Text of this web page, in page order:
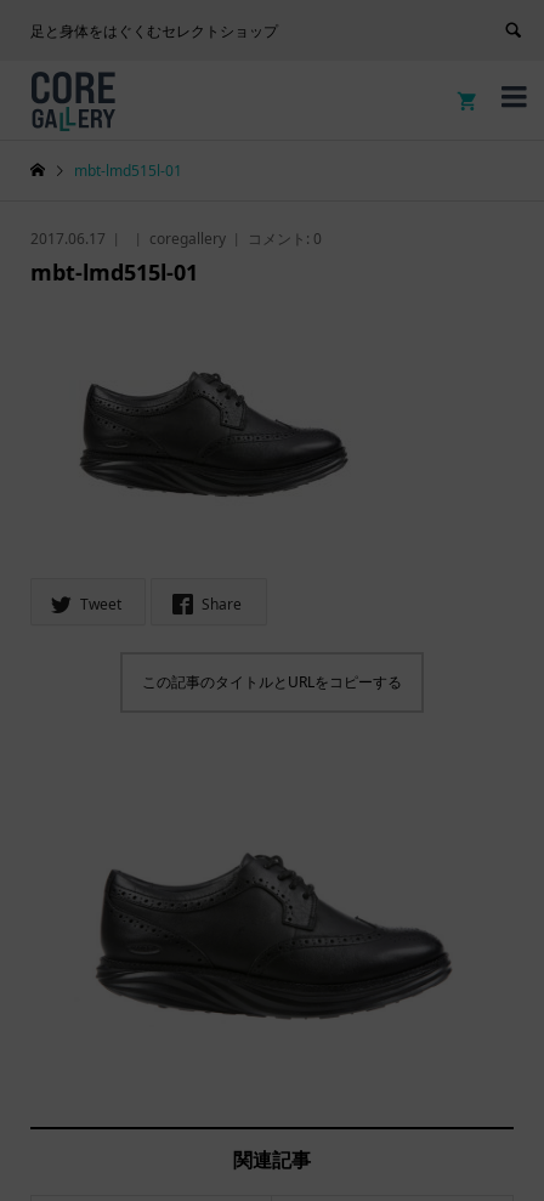
足と身体をはぐくむセレクトショップ


mbt-lmd515l-01
2017.06.17 coregallery コメント: 0
mbt-lmd515l-01
Tweet Share
この記事のタイトルとURLをコピーする
関連記事